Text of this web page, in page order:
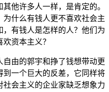
他许多人一样，是肯定的。
什么有钱人更不喜欢社会主
有钱人是怎样的人？他们为
资本主义？
由的郭宇和挣了钱想带动更
一个巨大的反差，它同样将
会主义的企业家缺乏想象力